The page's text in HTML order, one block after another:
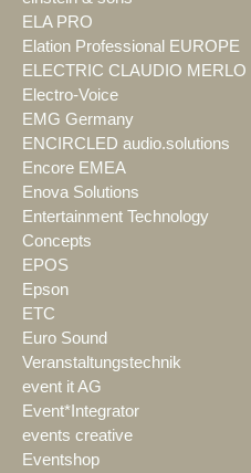
ELA PRO
Elation Professional EUROPE
ELECTRIC CLAUDIO MERLO
Electro-Voice
EMG Germany
ENCIRCLED audio.solutions
Encore EMEA
Enova Solutions
Entertainment Technology
Concepts
EPOS
Epson
ETC
Euro Sound
Veranstaltungstechnik
event it AG
Event*Integrator
events creative
Eventshop